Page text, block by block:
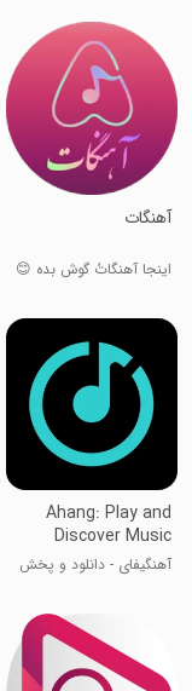
‏آهنگات
اینجا آهنگاتُ گوش بده 😊
Ahang: Play and
Discover Music
آهنگیفای - دانلود و پخش